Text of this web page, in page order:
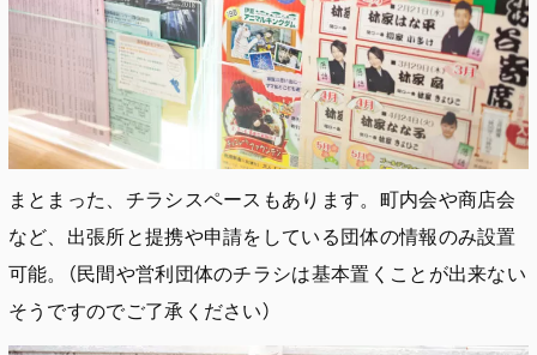
まとまった、チラシスペースもあります。町内会や商店会
など、出張所と提携や申請をしている団体の情報のみ設置
可能。（民間や営利団体のチラシは基本置くことが出来ない
そうですのでご了承ください）